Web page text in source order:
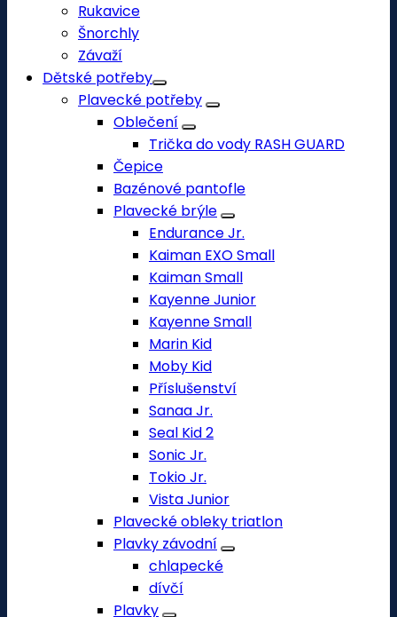
Rukavice
Šnorchly
Závaží
Dětské potřeby
Plavecké potřeby
Oblečení
Trička do vody RASH GUARD
Čepice
Bazénové pantofle
Plavecké brýle
Endurance Jr.
Kaiman EXO Small
Kaiman Small
Kayenne Junior
Kayenne Small
Marin Kid
Moby Kid
Příslušenství
Sanaa Jr.
Seal Kid 2
Sonic Jr.
Tokio Jr.
Vista Junior
Plavecké obleky triatlon
Plavky závodní
chlapecké
dívčí
Plavky